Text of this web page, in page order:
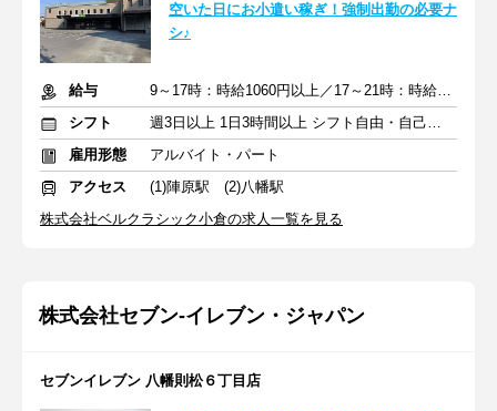
空いた日にお小遣い稼ぎ！強制出勤の必要ナ
シ♪
給与
9～17時：時給1060円以上／17～21時：時給1150円以上
シフト
週3日以上 1日3時間以上 シフト自由・自己申告
雇用形態
アルバイト・パート
アクセス
(1)陣原駅 (2)八幡駅
株式会社ベルクラシック小倉の求人一覧を見る
株式会社セブン-イレブン・ジャパン
セブンイレブン 八幡則松６丁目店